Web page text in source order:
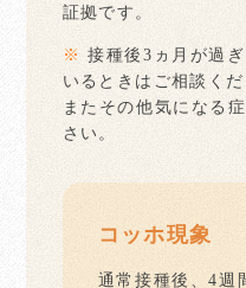
証拠です。
※ 接種後3ヵ月が過
いるときはご相談くだ
またその他気になる
さい。
コッホ現象
通常接種後、4週